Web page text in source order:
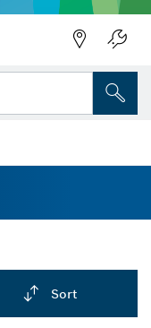
Sort